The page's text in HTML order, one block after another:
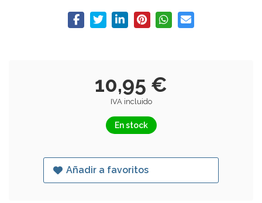
10,95 €
IVA incluido
En stock
Añadir a favoritos